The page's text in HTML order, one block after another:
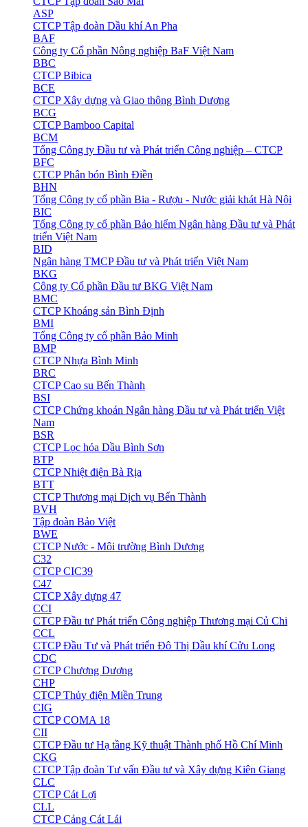
ASP
CTCP Tập đoàn Dầu khí An Pha
BAF
Công ty Cổ phần Nông nghiệp BaF Việt Nam
BBC
CTCP Bibica
BCE
CTCP Xây dựng và Giao thông Bình Dương
BCG
CTCP Bamboo Capital
BCM
Tổng Công ty Đầu tư và Phát triển Công nghiệp – CTCP
BFC
CTCP Phân bón Bình Điền
BHN
Tổng Công ty cổ phần Bia - Rượu - Nước giải khát Hà Nội
BIC
Tổng Công ty cổ phần Bảo hiểm Ngân hàng Đầu tư và Phát
triển Việt Nam
BID
Ngân hàng TMCP Đầu tư và Phát triển Việt Nam
BKG
Công ty Cổ phần Đầu tư BKG Việt Nam
BMC
CTCP Khoáng sản Bình Định
BMI
Tổng Công ty cổ phần Bảo Minh
BMP
CTCP Nhựa Bình Minh
BRC
CTCP Cao su Bến Thành
BSI
CTCP Chứng khoán Ngân hàng Đầu tư và Phát triển Việt
Nam
BSR
CTCP Lọc hóa Dầu Bình Sơn
BTP
CTCP Nhiệt điện Bà Rịa
BTT
CTCP Thương mại Dịch vụ Bến Thành
BVH
Tập đoàn Bảo Việt
BWE
CTCP Nước - Môi trường Bình Dương
C32
CTCP CIC39
C47
CTCP Xây dựng 47
CCI
CTCP Đầu tư Phát triển Công nghiệp Thương mại Củ Chi
CCL
CTCP Đầu Tư và Phát triển Đô Thị Dầu khí Cửu Long
CDC
CTCP Chương Dương
CHP
CTCP Thủy điện Miền Trung
CIG
CTCP COMA 18
CII
CTCP Đầu tư Hạ tầng Kỹ thuật Thành phố Hồ Chí Minh
CKG
CTCP Tập đoàn Tư vấn Đầu tư và Xây dựng Kiên Giang
CLC
CTCP Cát Lợi
CLL
CTCP Cảng Cát Lái